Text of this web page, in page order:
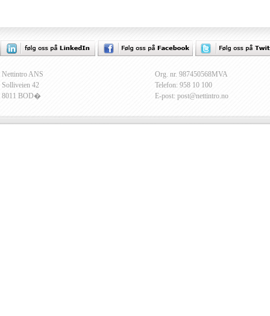
Nettintro ANS
Solliveien 42
8011 BOD�
Org. nr. 987450568MVA
Telefon: 958 10 100
E-post: post@nettintro.no